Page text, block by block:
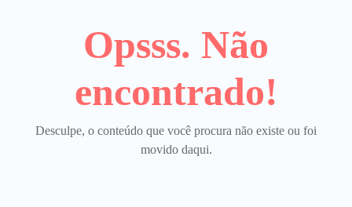
Opsss. Não
encontrado!
Desculpe, o conteúdo que você procura não existe ou foi
movido daqui.